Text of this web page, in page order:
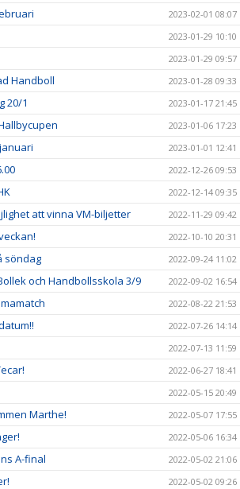
2023-02-01 08:07
2023-01-29 10:10
2023-01-29 09:57
Handboll 2023-01-28 09:33
20/1 2023-01-17 21:45
2023-01-06 17:23
2023-01-01 12:41
2022-12-26 09:53
2022-12-14 09:35
att vinna VM-biljetter 2022-11-29 09:42
2022-10-10 20:31
söndag 2022-09-24 11:02
och Handbollsskola 3/9 2022-09-02 16:54
2022-08-22 21:53
2022-07-26 14:14
2022-07-13 11:59
2022-06-27 18:41
2022-05-15 20:49
Marthe! 2022-05-07 17:55
2022-05-06 16:34
A-final 2022-05-02 21:06
2022-05-02 09:26